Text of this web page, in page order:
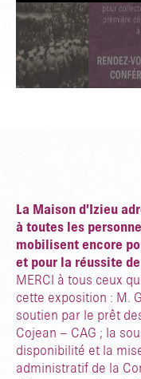
La Maison d’Izieu
à toutes les
mobilisent encore
et pour la réussite
MERCI à tous ceux
cette exposition : M.
soutien par le prêt
Cojean – CAG ; la
disponibilité et la
administratif de la